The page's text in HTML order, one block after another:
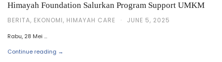
Himayah Foundation Salurkan Program Support UMKM
BERITA, EKONOMI, HIMAYAH CARE · JUNE 5, 2025
Rabu, 28 Mei …
Continue reading →